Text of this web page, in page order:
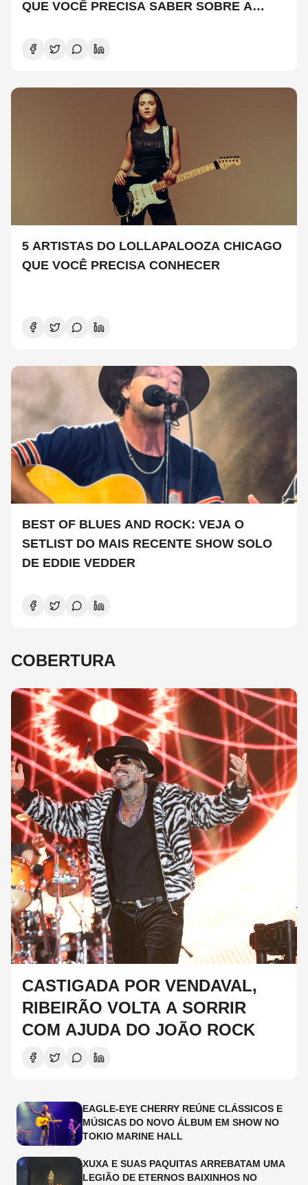
QUE VOCÊ PRECISA SABER SOBRE A
5 ARTISTAS DO LOLLAPALOOZA CHICAGO
QUE VOCÊ PRECISA CONHECER
BEST OF BLUES AND ROCK: VEJA O
SETLIST DO MAIS RECENTE SHOW SOLO
DE EDDIE VEDDER
COBERTURA
CASTIGADA POR VENDAVAL,
RIBEIRÃO VOLTA A SORRIR
COM AJUDA DO JOÃO ROCK
EAGLE-EYE CHERRY REÚNE CLÁSSICOS E
MÚSICAS DO NOVO ÁLBUM EM SHOW NO
TOKIO MARINE HALL
XUXA E SUAS PAQUITAS ARREBATAM UMA
LEGIÃO DE ETERNOS BAIXINHOS NO